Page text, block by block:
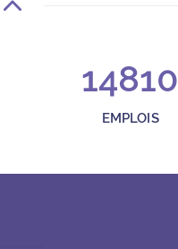
à 18h. 14810
EMPLOIS